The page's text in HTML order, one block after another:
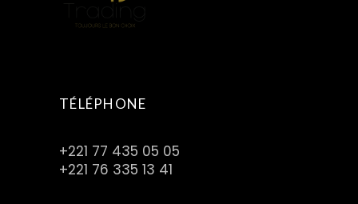
TÉLÉPHONE
+221 77 435 05 05
+221 76 335 13 41